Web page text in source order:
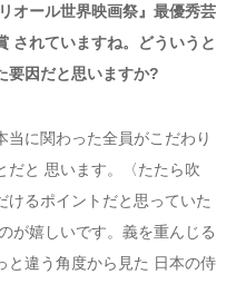
オール世界映画祭』最優秀芸
されていますね。どういうと
要因だと思いますか?
当に関わった全員がこだわり
だと 思います。〈たたら吹
けるポイントだと思っていた
が嬉しいです。義を重んじる
と違う角度から見た 日本の侍